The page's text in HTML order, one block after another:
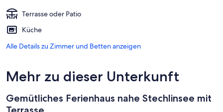
Terrasse oder Patio
Küche
Alle Details zu Zimmer und Betten anzeigen
Mehr zu dieser Unterkunft
Gemütliches Ferienhaus nahe Stechlinsee mit